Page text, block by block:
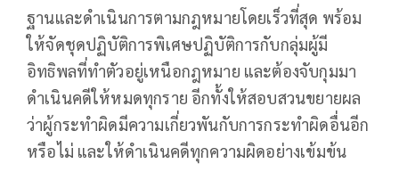
ฐานและดำเนินการตามกฎหมายโดยเร็วที่สุด พร้อม
ให้จัดชุดปฏิบัติการพิเศษปฏิบัติการกับกลุ่มผู้มี
อิทธิพลที่ทำตัวอยู่เหนือกฎหมาย และต้องจับกุมมา
ดำเนินคดีให้หมดทุกราย อีกทั้งให้สอบสวนขยายผล
ว่าผู้กระทำผิดมีความเกี่ยวพันกับการกระทำผิดอื่นอีก
หรือไม่ และให้ดำเนินคดีทุกความผิดอย่างเข้มข้น